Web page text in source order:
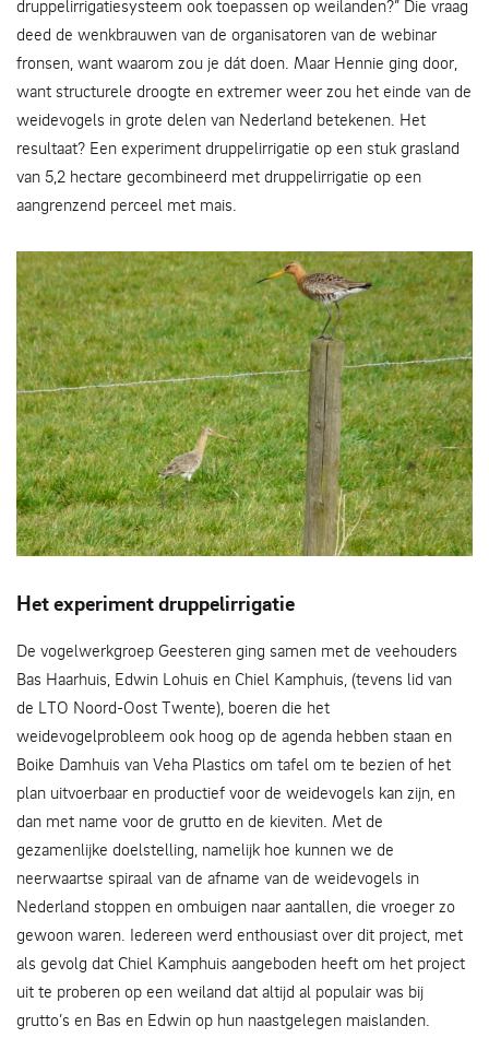
druppelirrigatiesysteem ook toepassen op weilanden?” Die vraag
deed de wenkbrauwen van de organisatoren van de webinar
fronsen, want waarom zou je dát doen. Maar Hennie ging door,
want structurele droogte en extremer weer zou het einde van de
weidevogels in grote delen van Nederland betekenen. Het
resultaat? Een experiment druppelirrigatie op een stuk grasland
van 5,2 hectare gecombineerd met druppelirrigatie op een
aangrenzend perceel met mais.
Het experiment druppelirrigatie
De vogelwerkgroep Geesteren ging samen met de veehouders
Bas Haarhuis, Edwin Lohuis en Chiel Kamphuis, (tevens lid van
de LTO Noord-Oost Twente), boeren die het
weidevogelprobleem ook hoog op de agenda hebben staan en
Boike Damhuis van Veha Plastics om tafel om te bezien of het
plan uitvoerbaar en productief voor de weidevogels kan zijn, en
dan met name voor de grutto en de kieviten. Met de
gezamenlijke doelstelling, namelijk hoe kunnen we de
neerwaartse spiraal van de afname van de weidevogels in
Nederland stoppen en ombuigen naar aantallen, die vroeger zo
gewoon waren. Iedereen werd enthousiast over dit project, met
als gevolg dat Chiel Kamphuis aangeboden heeft om het project
uit te proberen op een weiland dat altijd al populair was bij
grutto’s en Bas en Edwin op hun naastgelegen maislanden.